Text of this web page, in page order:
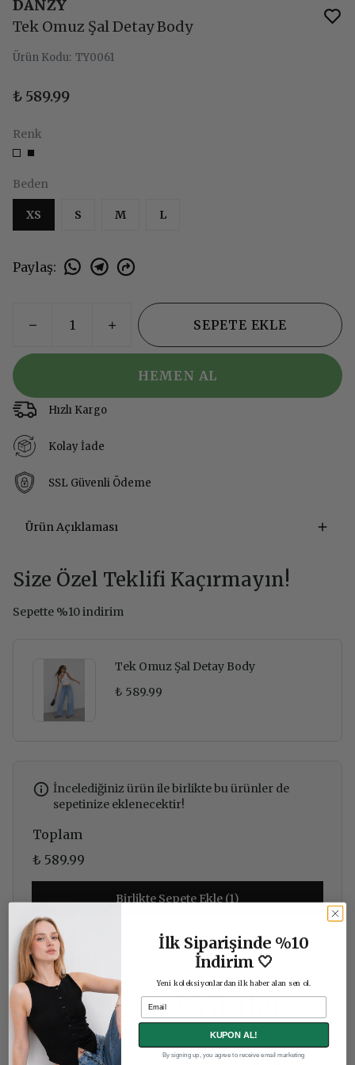
DANZY
Tek Omuz Şal Detay Body
Ürün Kodu: TY0061
₺ 589.99
Renk
Beden
XS S M L
Paylaş:
SEPETE EKLE
HEMEN AL
Hızlı Kargo
Kolay İade
SSL Güvenli Ödeme
Ürün Açıklaması
Size Özel Teklifi Kaçırmayın!
Sepette %10 indirim
Tek Omuz Şal Detay Body
₺ 589.99
İncelediğiniz ürün ile birlikte bu ürünler de
sepetinize eklenecektir!
Toplam
₺ 589.99
Birlikte Sepete Ekle (1)
Benzer Ürünler
İlk Siparişinde %10
İndirim 🤍
Yeni koleksiyonlardan ilk haber alan sen ol.
Email
KUPON AL!
By signing up, you agree to receive email marketing